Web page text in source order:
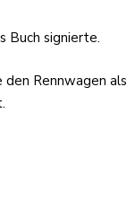
Buch signierte.
Rennwagen als